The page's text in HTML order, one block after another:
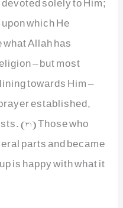
which He
Allah has
– but most
towards Him –
established,
(31) Those who
parts and became
is happy with what it